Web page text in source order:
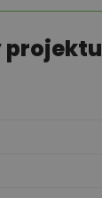
projektu